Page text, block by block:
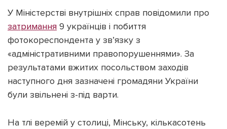
У Міністерстві внутрішніх справ повідомили про
затримання 9 українців і побиття
фотокореспондента у зв’язку з
«адміністративними правопорушеннями». За
результатами вжитих посольством заходів
наступного дня зазначені громадяни України
були звільнені з-під варти.
На тлі веремій у столиці, Мінську, кількасотень